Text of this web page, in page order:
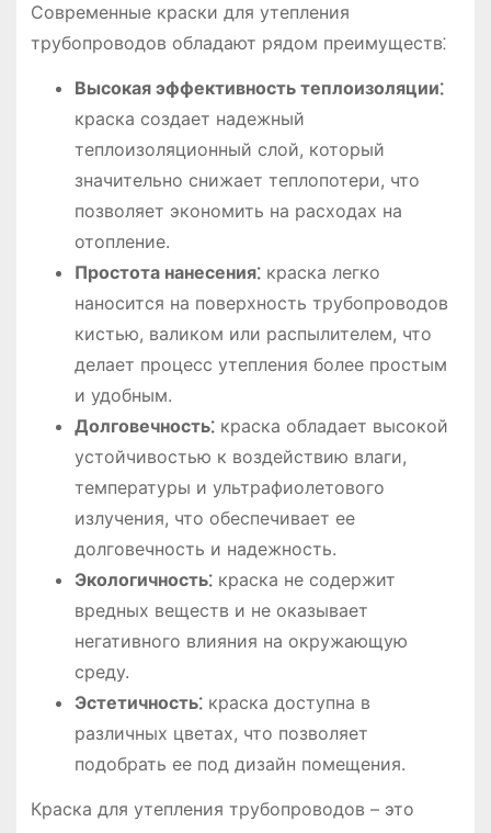
Современные краски для утепления
трубопроводов обладают рядом преимуществ⁚
Высокая эффективность теплоизоляции⁚
краска создает надежный
теплоизоляционный слой, который
значительно снижает теплопотери, что
позволяет экономить на расходах на
отопление.
Простота нанесения⁚краска легко
наносится на поверхность трубопроводов
кистью, валиком или распылителем, что
делает процесс утепления более простым
и удобным.
Долговечность⁚краска обладает высокой
устойчивостью к воздействию влаги,
температуры и ультрафиолетового
излучения, что обеспечивает ее
долговечность и надежность.
Экологичность⁚краска не содержит
вредных веществ и не оказывает
негативного влияния на окружающую
среду.
Эстетичность⁚краска доступна в
различных цветах, что позволяет
подобрать ее под дизайн помещения.
Краска для утепления трубопроводов – это